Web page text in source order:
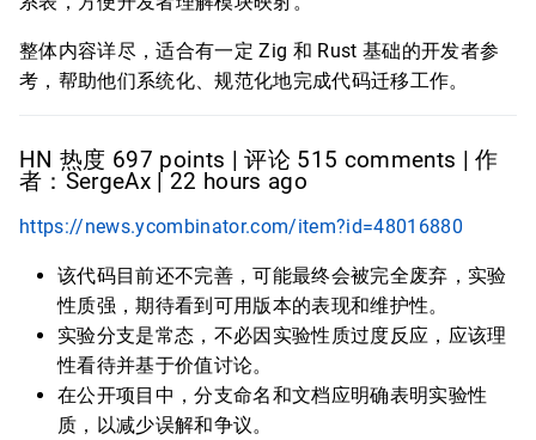
整体内容详尽，适合有一定 Zig 和 Rust 基础的开发者参
考，帮助他们系统化、规范化地完成代码迁移工作。
HN 热度 697 points | 评论 515 comments | 作
者：SergeAx | 22 hours ago
https://news.ycombinator.com/item?id=48016880
该代码目前还不完善，可能最终会被完全废弃，实验
性质强，期待看到可用版本的表现和维护性。
实验分支是常态，不必因实验性质过度反应，应该理
性看待并基于价值讨论。
在公开项目中，分支命名和文档应明确表明实验性
质，以减少误解和争议。